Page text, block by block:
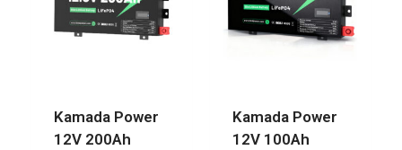
Kamada Power
12V 200Ah
Kamada Power
12V 100Ah